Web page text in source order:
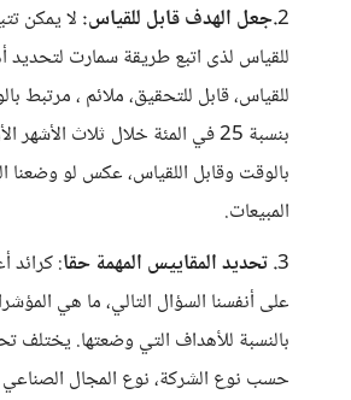
2.جعل الهدف قابل للقياس: لا يمكن
للقياس لذى اتبع طريقة سمارت لتحديد
للقياس، قابل للتحقيق، ملائم ، مرتبط
بنسبة 25 في المئة خلال ثلاث
بالوقت وقابل اللقياس، عكس لو وضعنا
المبيعات.
3. تحديد المقاييس المهمة حقا: كرائد
على أنفسنا السؤال التالي، ما هي
بالنسبة للأهداف التي وضعتها. يختلف
حسب نوع الشركة، نوع المجال الصناعي